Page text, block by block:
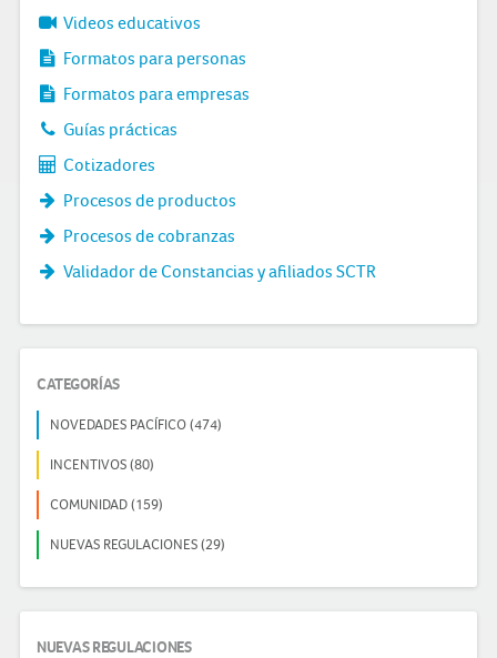
Videos educativos
Formatos para personas
Formatos para empresas
Guías prácticas
Cotizadores
Procesos de productos
Procesos de cobranzas
Validador de Constancias y afiliados SCTR
CATEGORÍAS
NOVEDADES PACÍFICO (474)
INCENTIVOS (80)
COMUNIDAD (159)
NUEVAS REGULACIONES (29)
NUEVAS REGULACIONES